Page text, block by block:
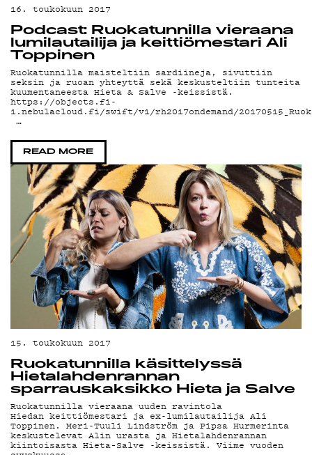
16. toukokuun 2017
Podcast: Ruokatunnilla vieraana
lumilautailija ja keittiömestari Ali
Toppinen
Ruokatunnilla maisteltiin sardiineja, sivuttiin
seksin ja ruoan yhteyttä sekä keskusteltiin tunteita
kuumentaneesta Hieta & Salve -keissistä.
https://objects.fi-
1.nebulacloud.fi/swift/v1/rh2017ondemand/
…
READ MORE
15. toukokuun 2017
Ruokatunnilla käsittelyssä
Hietalahdenrannan
sparrauskaksikko Hieta ja Salve
Ruokatunnilla vieraana uuden ravintola
Hiedan keittiömestari ja ex-lumilautailija Ali
Toppinen. Meri-Tuuli Lindström ja Pipsa Hurmerinta
keskustelevat Alin urasta ja Hietalahdenrannan
kiintoisasta Hieta–Salve -keissistä. Viime vuoden